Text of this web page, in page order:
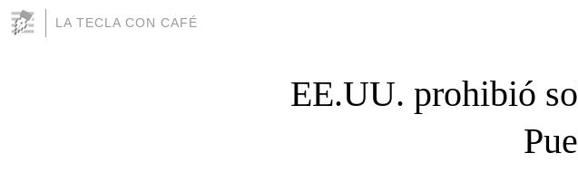
LA TECLA CON CAFÉ
EE.UU. prohibió